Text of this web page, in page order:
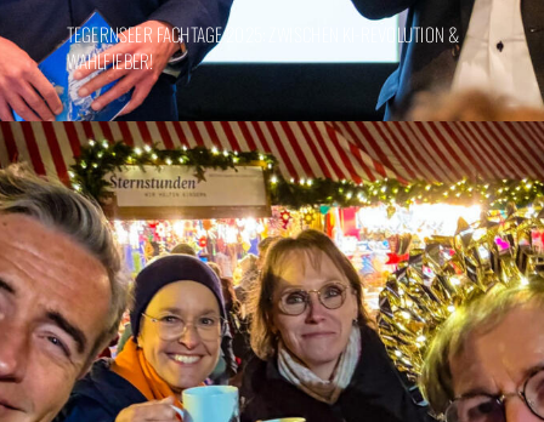
TEGERNSEER FACHTAGE 2025: ZWISCHEN KI-REVOLUTION &
WAHLFIEBER!